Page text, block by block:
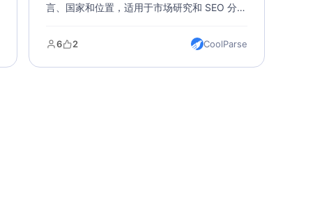
言、国家和位置，适用于市场研究和 SEO 分
6 2 CoolParse